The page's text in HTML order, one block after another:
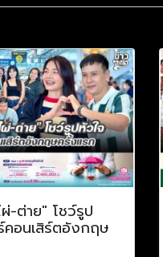
-ต่าย" โชว์รูป
คอนเสิร์ตอังกฤษ